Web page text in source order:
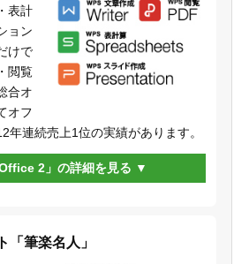
表計
ョン
けで
閲覧
合オ
オフ
年連続売上1位の実績があります。
Office 2」の詳細を見る
「筆楽名人」